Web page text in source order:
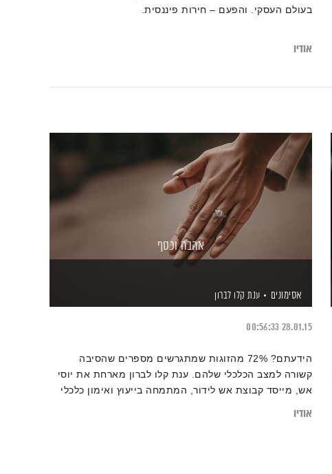
בעולם העסקי. והפעם – חירות פיננסית.
אודיו
אהבה וכסף
אסימונים ענת קלו לברון
28.01.15
00:56:33
הידעתם? 72% מהזוגות שמתגרשים מספרים שהסיבה
קשורה למצב הכלכלי שלהם. ענת קלו לברון מארחת את יוסי
אש, מייסד קבוצת אש לידור, המתמחה בייעוץ ואימון כלכלי
אודיו